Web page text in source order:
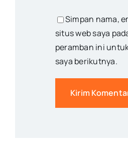
Simpan nama,
situs web saya
peramban ini
saya berikutnya.